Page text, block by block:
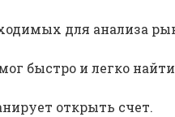
для анализа
быстро и легко
открыть счет.